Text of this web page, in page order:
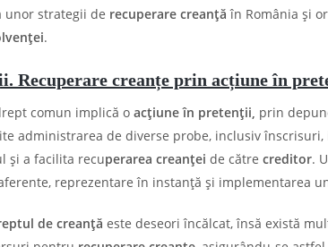
unor strategii de recuperare creanță în România și
.
Recuperare creanțe prin acțiune în
comun implică o acțiune în pretenții, prin
administrarea de diverse probe, inclusiv
și a facilita recuperarea creanței de către creditor.
reprezentare în instanță și implementarea
de creanță este deseori încălcat, însă există